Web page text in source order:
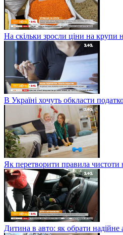
На скільки зросли ціни на крупи
В Україні хочуть обкласти
Як перетворити правила чистоти
Дитина в авто: як обрати надійне